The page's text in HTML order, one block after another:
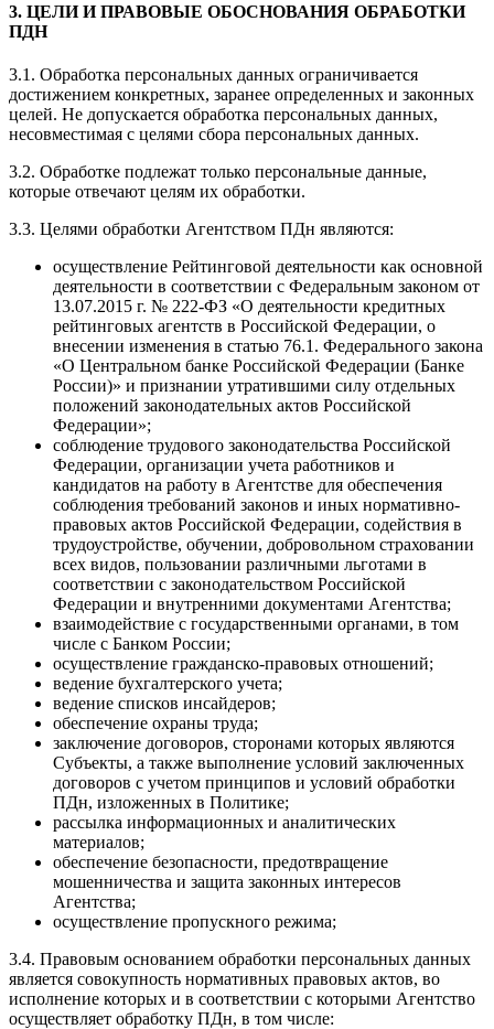
3. ЦЕЛИ И ПРАВОВЫЕ ОБОСНОВАНИЯ ОБРАБОТКИ
ПДН
3.1. Обработка персональных данных ограничивается
достижением конкретных, заранее определенных и законных
целей. Не допускается обработка персональных данных,
несовместимая с целями сбора персональных данных.
3.2. Обработке подлежат только персональные данные,
которые отвечают целям их обработки.
3.3. Целями обработки Агентством ПДн являются:
осуществление Рейтинговой деятельности как основной
деятельности в соответствии с Федеральным законом от
13.07.2015 г. № 222-ФЗ «О деятельности кредитных
рейтинговых агентств в Российской Федерации, о
внесении изменения в статью 76.1. Федерального закона
«О Центральном банке Российской Федерации (Банке
России)» и признании утратившими силу отдельных
положений законодательных актов Российской
Федерации»;
соблюдение трудового законодательства Российской
Федерации, организации учета работников и
кандидатов на работу в Агентстве для обеспечения
соблюдения требований законов и иных нормативно-
правовых актов Российской Федерации, содействия в
трудоустройстве, обучении, добровольном страховании
всех видов, пользовании различными льготами в
соответствии с законодательством Российской
Федерации и внутренними документами Агентства;
взаимодействие с государственными органами, в том
числе с Банком России;
осуществление гражданско-правовых отношений;
ведение бухгалтерского учета;
ведение списков инсайдеров;
обеспечение охраны труда;
заключение договоров, сторонами которых являются
Субъекты, а также выполнение условий заключенных
договоров с учетом принципов и условий обработки
ПДн, изложенных в Политике;
рассылка информационных и аналитических
материалов;
обеспечение безопасности, предотвращение
мошенничества и защита законных интересов
Агентства;
осуществление пропускного режима;
3.4. Правовым основанием обработки персональных данных
является совокупность нормативных правовых актов, во
исполнение которых и в соответствии с которыми Агентство
осуществляет обработку ПДн, в том числе: